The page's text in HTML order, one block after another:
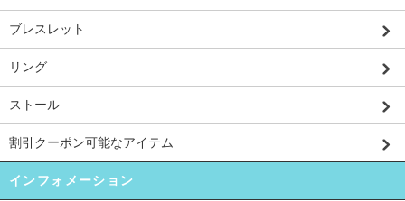
ブレスレット
リング
ストール
割引クーポン可能なアイテム
インフォメーション